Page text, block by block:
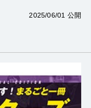
2025/06/01 公開